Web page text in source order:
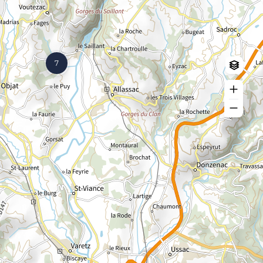
Log in Create an account
7